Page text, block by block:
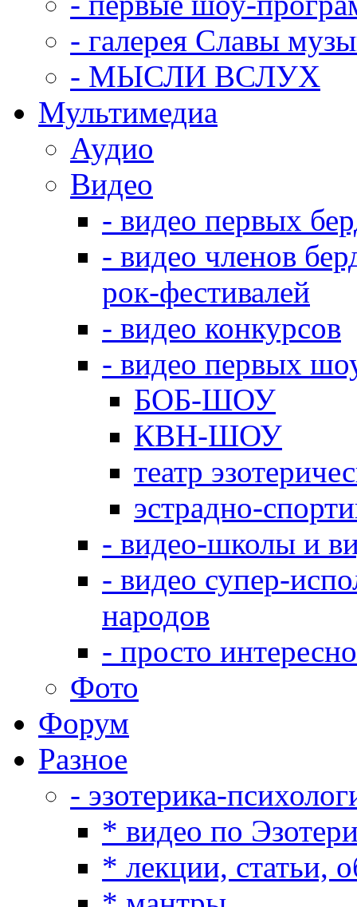
- галерея Славы
- МЫСЛИ ВСЛУХ
Мультимедиа
Аудио
Видео
- видео первых
- видео членов
рок-фестивалей
- видео конкурсов
- видео первых
БОБ-ШОУ
КВН-ШОУ
театр
эстрадно-
- видео-школы и
- видео супер-
народов
- просто
Фото
Форум
Разное
- эзотерика-
* видео по
* лекции, статьи,